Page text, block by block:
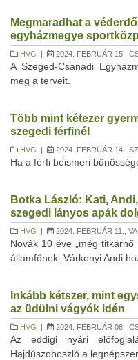
Megmaradhat a
egyházmegye
HVG | 2024. FEBRUÁR 15.,
A Szeged-Csanádi
meg a terveit.
Több mint kétezer
szegedi férfinél
HVG | 2024. FEBRUÁR 14.,
Ha a férfi beismeri
Botka László: Kati,
szegedi lányos apák
HVG | 2024. FEBRUÁR 11.,
Novák 10 éve „még
államfőnek. Várkonyi Andi
Inkább kétszer, mint
az üdülni vágyók idén
HVG | 2024. FEBRUÁR 08.,
Az eddigi nyári
Hajdúszoboszló a